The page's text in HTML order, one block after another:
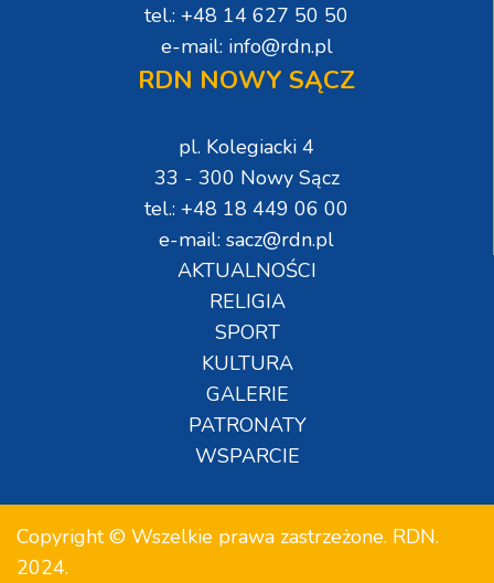
tel.: +48 14 627 50 50
e-mail: info@rdn.pl
RDN NOWY SĄCZ
pl. Kolegiacki 4
33 - 300 Nowy Sącz
tel.: +48 18 449 06 00
e-mail: sacz@rdn.pl
AKTUALNOŚCI
RELIGIA
SPORT
KULTURA
GALERIE
PATRONATY
WSPARCIE
Copyright © Wszelkie prawa zastrzeżone. RDN.
2024.